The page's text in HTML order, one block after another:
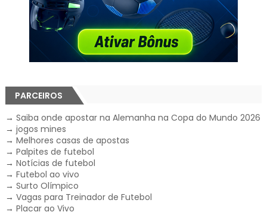
PARCEIROS
→ Saiba onde apostar na Alemanha na Copa do Mundo 2026
→ jogos mines
→ Melhores casas de apostas
→ Palpites de futebol
→ Notícias de futebol
→ Futebol ao vivo
→ Surto Olímpico
→ Vagas para Treinador de Futebol
→ Placar ao Vivo